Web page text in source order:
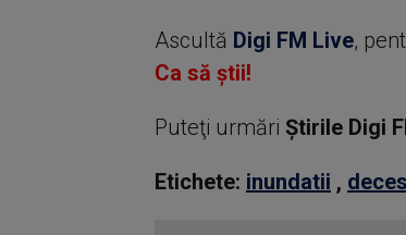
Ascultă Digi FM Live,
Ca să știi!
Puteţi urmări Știrile Digi
Etichete: inundatii , deces